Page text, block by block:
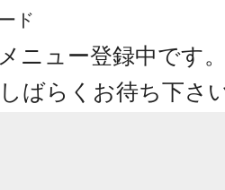
ド
ニュー登録中です。
ばらくお待ち下さ